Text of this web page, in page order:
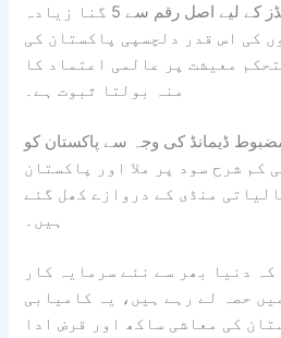
موصول ہوئیں جو پانڈا بانڈز کے لیے اصل رقم سے 5 گنا زیادہ
کی اس قدر دلچسپی پاکستان کی
معیشت پر عالمی اعتماد کا
منہ بولتا ثبوت ہے۔
ڈیمانڈ کی وجہ سے پاکستان کو
سرمایہ صرف %2.5 کی کم شرح سود پر ملا اور پاکستان
منڈی کے دروازے کھل گئے
ہیں۔
دنیا بھر سے نئے سرمایہ کار
حصہ لے رہے ہیں، یہ کامیابی
کی معاشی ساکھ اور قرض ادا